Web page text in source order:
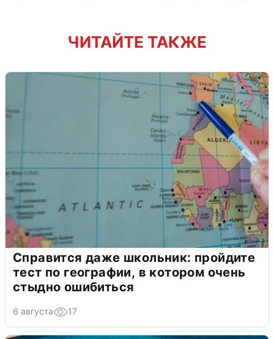
ЧИТАЙТЕ ТАКЖЕ
Справится даже школьник: пройдите
тест по географии, в котором очень
стыдно ошибиться
6 августа 17